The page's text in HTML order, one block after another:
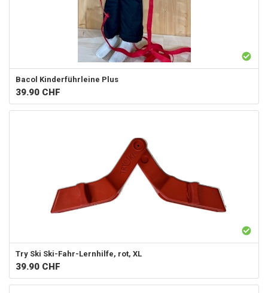
Bacol Kinderführleine Plus
39.90 CHF
Try Ski Ski-Fahr-Lernhilfe, rot, XL
39.90 CHF